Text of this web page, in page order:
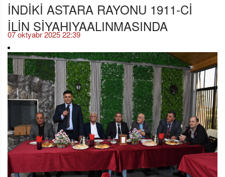
İNDİKİ ASTARA RAYONU 1911-Cİ
İLİN SİYAHIYAALINMASINDA
07 oktyabr 2025 22:39